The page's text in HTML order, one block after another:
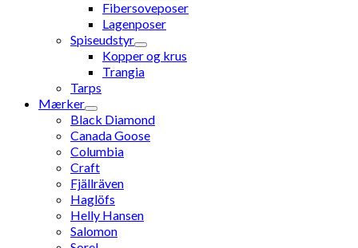
Fibersoveposer
Lagenposer
Spiseudstyr
Kopper og krus
Trangia
Tarps
Mærker
Black Diamond
Canada Goose
Columbia
Craft
Fjällräven
Haglöfs
Helly Hansen
Salomon